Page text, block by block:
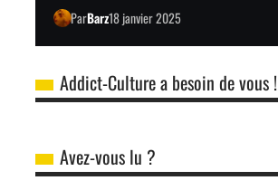
ParBarz18 janvier 2025
Addict-Culture a besoin de vous !
Avez-vous lu ?